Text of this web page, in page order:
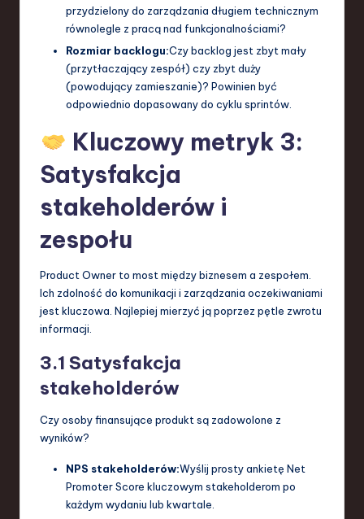
przydzielony do zarządzania długiem technicznym
równolegle z pracą nad funkcjonalnościami?
Rozmiar backlogu:Czy backlog jest zbyt mały
(przytłaczający zespół) czy zbyt duży
(powodujący zamieszanie)? Powinien być
odpowiednio dopasowany do cyklu sprintów.
Kluczowy metryk 3:
Satysfakcja
stakeholderów i
zespołu
Product Owner to most między biznesem a zespołem.
Ich zdolność do komunikacji i zarządzania oczekiwaniami
jest kluczowa. Najlepiej mierzyć ją poprzez pętle zwrotu
informacji.
3.1 Satysfakcja
stakeholderów
Czy osoby finansujące produkt są zadowolone z
wyników?
NPS stakeholderów:Wyślij prosty ankietę Net
Promoter Score kluczowym stakeholderom po
każdym wydaniu lub kwartale.